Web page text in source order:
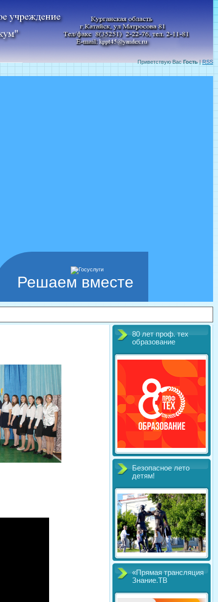
Приветствую Вас Гость|RSS
Решаем вместе
80 лет проф. тех
образование
Безопасное лето
детям!
«Прямая трансляция
Знание.ТВ